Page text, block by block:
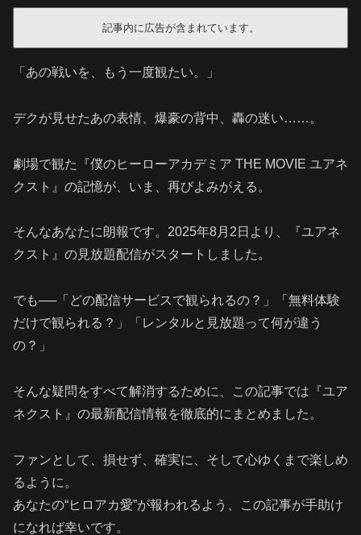
記事内に広告が含まれています。
「あの戦いを、もう一度観たい。」
デクが見せたあの表情、爆豪の背中、轟の迷い……。
劇場で観た『僕のヒーローアカデミア THE MOVIE ユアネ
クスト』の記憶が、いま、再びよみがえる。
そんなあなたに朗報です。2025年8月2日より、『ユアネ
クスト』の見放題配信がスタートしました。
でも──「どの配信サービスで観られるの？」「無料体験
だけで観られる？」「レンタルと見放題って何が違う
の？」
そんな疑問をすべて解消するために、この記事では『ユア
ネクスト』の最新配信情報を徹底的にまとめました。
ファンとして、損せず、確実に、そして心ゆくまで楽しめ
るように。
あなたの“ヒロアカ愛”が報われるよう、この記事が手助け
になれば幸いです。